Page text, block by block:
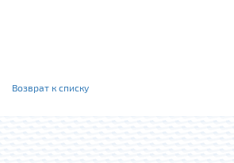
Возврат к списку